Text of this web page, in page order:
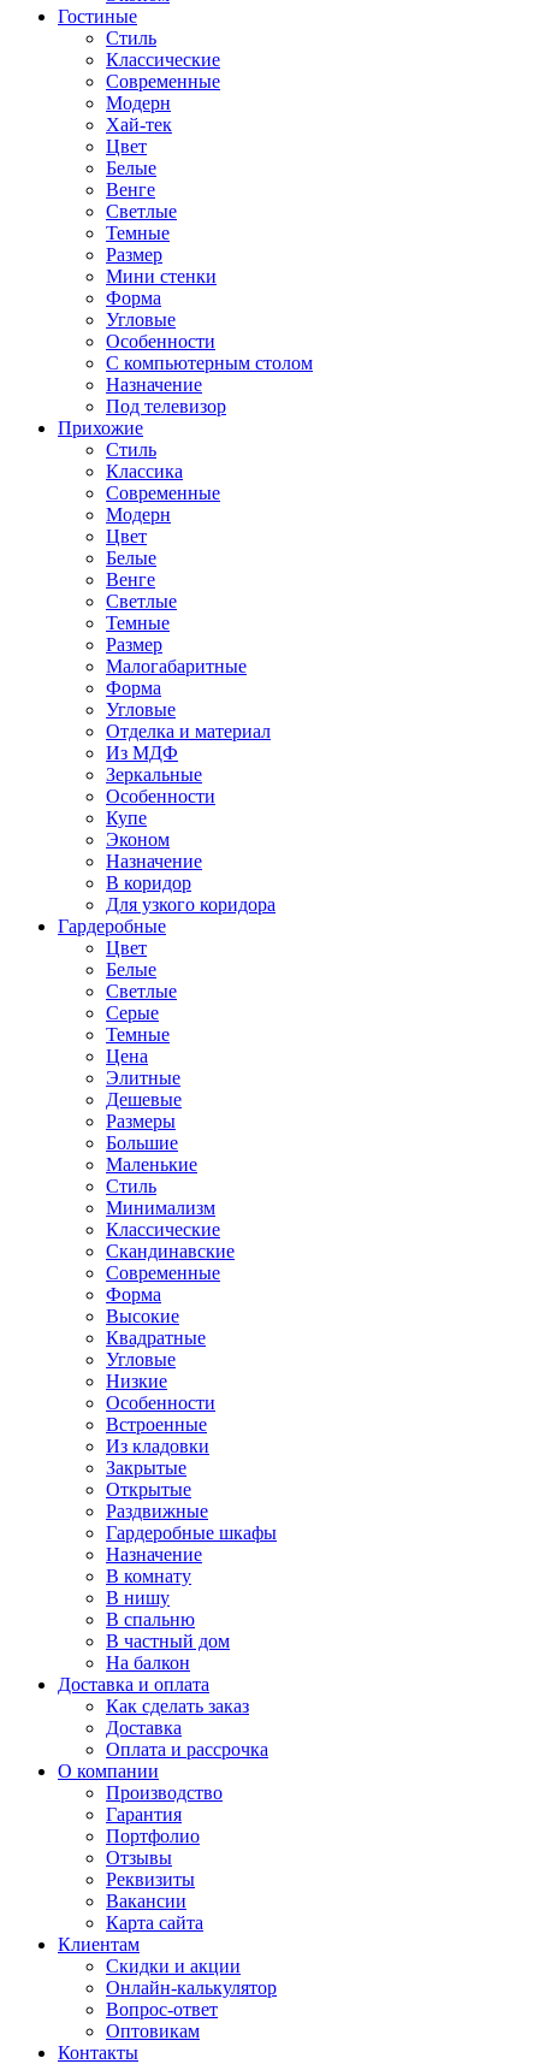
Гостиные
Стиль
Классические
Современные
Модерн
Хай-тек
Цвет
Белые
Венге
Светлые
Темные
Размер
Мини стенки
Форма
Угловые
Особенности
С компьютерным столом
Назначение
Под телевизор
Прихожие
Стиль
Классика
Современные
Модерн
Цвет
Белые
Венге
Светлые
Темные
Размер
Малогабаритные
Форма
Угловые
Отделка и материал
Из МДФ
Зеркальные
Особенности
Купе
Эконом
Назначение
В коридор
Для узкого коридора
Гардеробные
Цвет
Белые
Светлые
Серые
Темные
Цена
Элитные
Дешевые
Размеры
Большие
Маленькие
Стиль
Минимализм
Классические
Скандинавские
Современные
Форма
Высокие
Квадратные
Угловые
Низкие
Особенности
Встроенные
Из кладовки
Закрытые
Открытые
Раздвижные
Гардеробные шкафы
Назначение
В комнату
В нишу
В спальню
В частный дом
На балкон
Доставка и оплата
Как сделать заказ
Доставка
Оплата и рассрочка
О компании
Производство
Гарантия
Портфолио
Отзывы
Реквизиты
Вакансии
Карта сайта
Клиентам
Скидки и акции
Онлайн-калькулятор
Вопрос-ответ
Оптовикам
Контакты